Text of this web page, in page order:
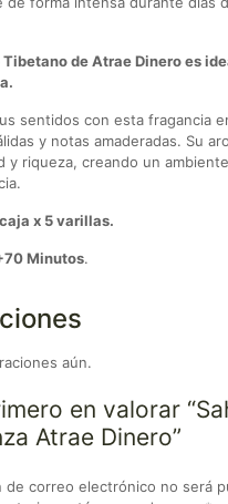
de Atrae Dinero es
sentidos con esta fragancia
y notas amaderadas. Su
y riqueza, creando un
x 5 varillas.
Minutos.
aún.
en valorar
Atrae Dinero”
de correo electrónico no será